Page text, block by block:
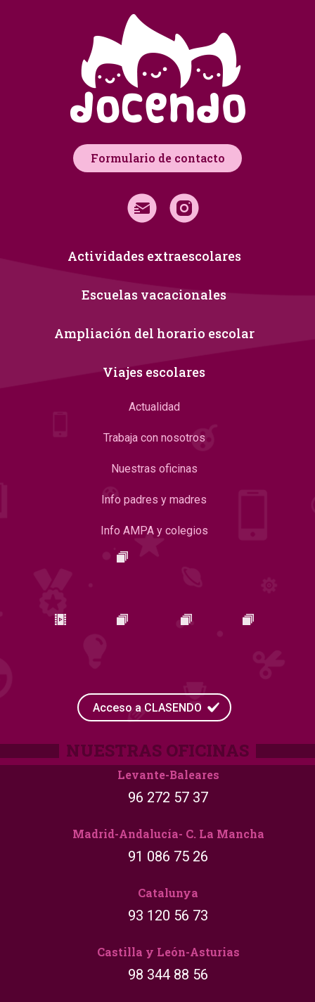
Formulario de contacto
Actividades extraescolares
Escuelas vacacionales
Ampliación del horario escolar
Viajes escolares
Actualidad
Trabaja con nosotros
Nuestras oficinas
Info padres y madres
Info AMPA y colegios
Acceso a CLASENDO
Levante-Baleares
96 272 57 37
Madrid-Andalucía- C. La Mancha
91 086 75 26
Catalunya
93 120 56 73
Castilla y León-Asturias
98 344 88 56